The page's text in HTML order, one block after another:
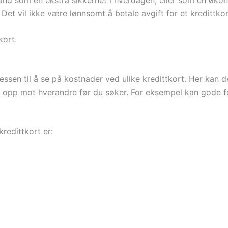
vil ikke være lønnsomt å betale avgift for et
til å se på kostnader ved ulike kredittkort. Her kan
mot hverandre før du søker. For eksempel kan
er: